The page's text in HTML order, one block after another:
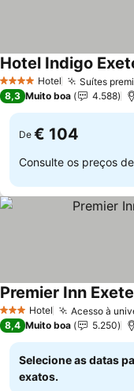
4 EstrelasHotel Suítes
Hotel Indigo
8,3 Muito boa 4.588
De € 104
Consulte os preços de
3 EstrelasHotel Acesso à
Premier Inn
8,4 Muito boa 5.250
Selecione as datas
exatos.